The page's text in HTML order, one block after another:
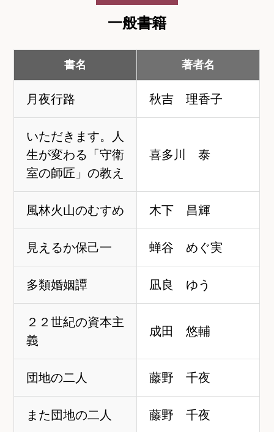
一般書籍
書名 著者名
月夜行路 秋吉 理香子
いただきます。人
生が変わる「守衛
室の師匠」の教え
喜多川 泰
風林火山のむすめ 木下 昌輝
見えるか保己一 蝉谷 めぐ実
多類婚姻譚 凪良 ゆう
２２世紀の資本主
義
成田 悠輔
団地の二人 藤野 千夜
また団地の二人 藤野 千夜